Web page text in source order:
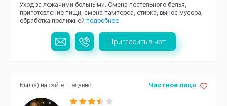
Уход за лежачими больными. Смена постельного белья,
приготовление пищи, смена памперса, стирка, вынос мусора,
обработка пролижней подробнее
Пригласить в чат
Частное лицо
Был(а) на сайте: Недавно